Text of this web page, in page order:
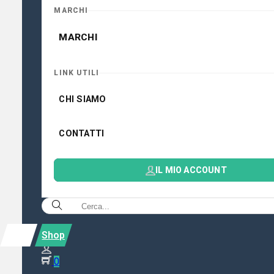
MARCHI
MARCHI
LINK UTILI
CHI SIAMO
CONTATTI
IL MIO ACCOUNT
Shop
0